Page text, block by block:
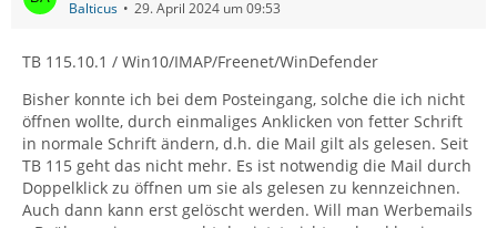
Balticus 29. April 2024 um 09:53
TB 115.10.1 / Win10/IMAP/Freenet/WinDefender
Bisher konnte ich bei dem Posteingang, solche die ich nicht
öffnen wollte, durch einmaliges Anklicken von fetter Schrift
in normale Schrift ändern, d.h. die Mail gilt als gelesen. Seit
TB 115 geht das nicht mehr. Es ist notwendig die Mail durch
Doppelklick zu öffnen um sie als gelesen zu kennzeichnen.
Auch dann kann erst gelöscht werden. Will man Werbemails